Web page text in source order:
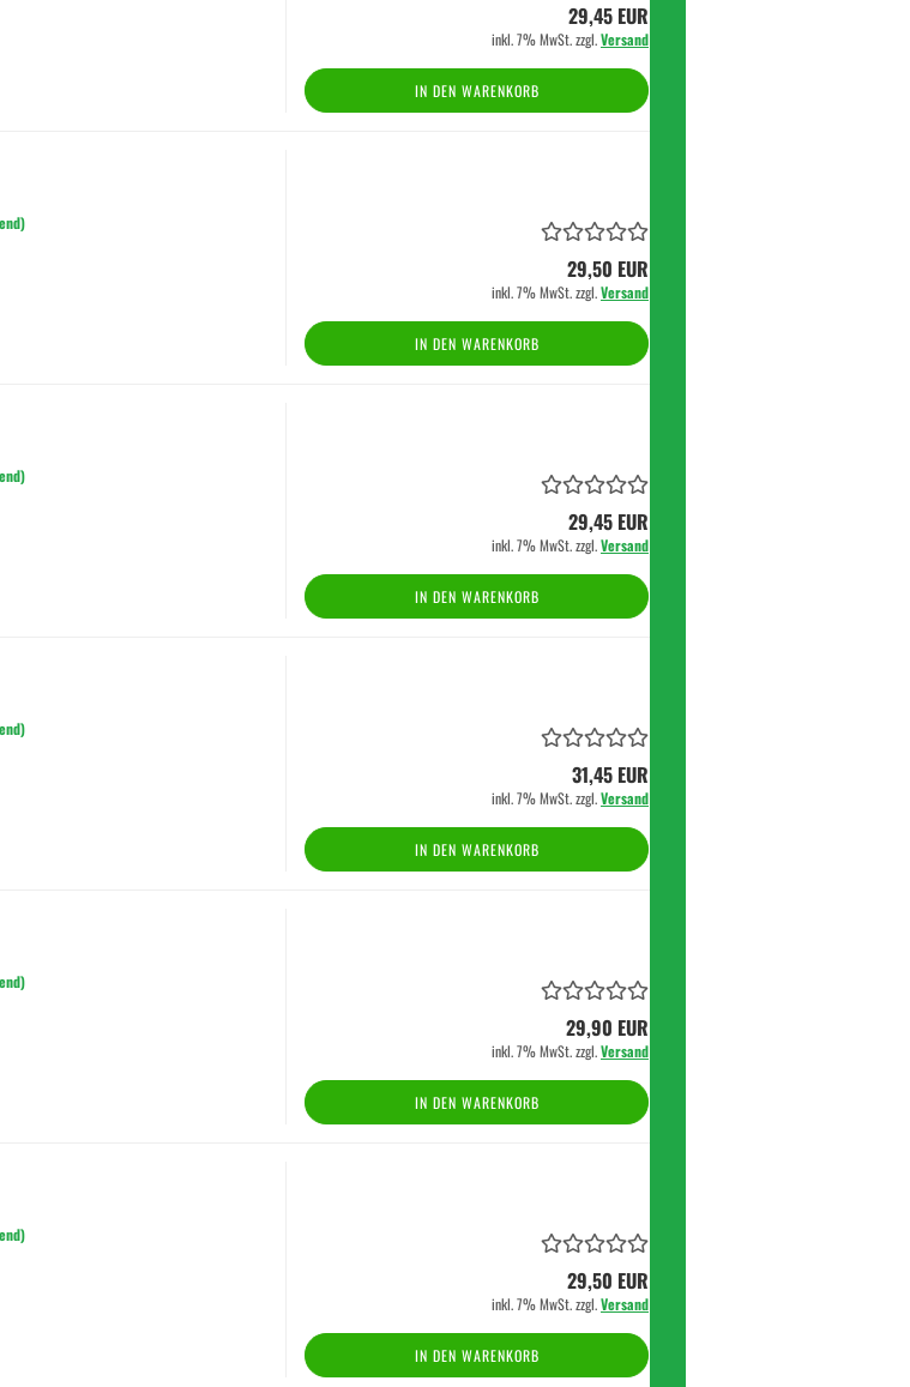
29,45 EUR
inkl. 7% MwSt. zzgl.Versand
IN DEN WARENKORB
29,50 EUR
inkl. 7% MwSt. zzgl.Versand
IN DEN WARENKORB
29,45 EUR
inkl. 7% MwSt. zzgl.Versand
IN DEN WARENKORB
31,45 EUR
inkl. 7% MwSt. zzgl.Versand
IN DEN WARENKORB
29,90 EUR
inkl. 7% MwSt. zzgl.Versand
IN DEN WARENKORB
29,50 EUR
inkl. 7% MwSt. zzgl.Versand
IN DEN WARENKORB